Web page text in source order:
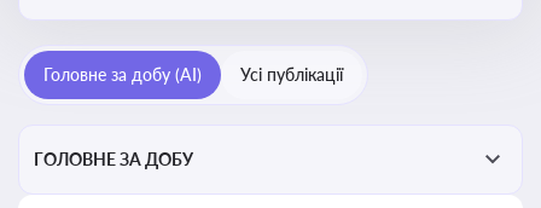
ефективність і знизити витрати компаній
Головне за добу (AI) Усі публікації
ГОЛОВНЕ ЗА ДОБУ